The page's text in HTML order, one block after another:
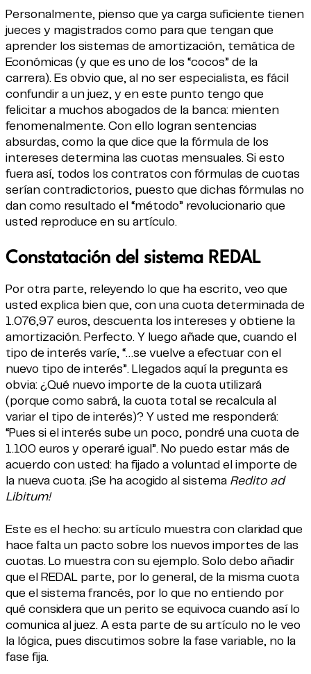
Personalmente, pienso que ya carga suficiente tienen
jueces y magistrados como para que tengan que
aprender los sistemas de amortización, temática de
Económicas (y que es uno de los “cocos” de la
carrera). Es obvio que, al no ser especialista, es fácil
confundir a un juez, y en este punto tengo que
felicitar a muchos abogados de la banca: mienten
fenomenalmente. Con ello logran sentencias
absurdas, como la que dice que la fórmula de los
intereses determina las cuotas mensuales. Si esto
fuera así, todos los contratos con fórmulas de cuotas
serían contradictorios, puesto que dichas fórmulas no
dan como resultado el “método” revolucionario que
usted reproduce en su artículo.
Constatación del sistema REDAL
Por otra parte, releyendo lo que ha escrito, veo que
usted explica bien que, con una cuota determinada de
1.076,97 euros, descuenta los intereses y obtiene la
amortización. Perfecto. Y luego añade que, cuando el
tipo de interés varíe, “…se vuelve a efectuar con el
nuevo tipo de interés”. Llegados aquí la pregunta es
obvia: ¿Qué nuevo importe de la cuota utilizará
(porque como sabrá, la cuota total se recalcula al
variar el tipo de interés)? Y usted me responderá:
“Pues si el interés sube un poco, pondré una cuota de
1.100 euros y operaré igual”. No puedo estar más de
acuerdo con usted: ha fijado a voluntad el importe de
la nueva cuota. ¡Se ha acogido al sistema Redito ad
Libitum!
Este es el hecho: su artículo muestra con claridad que
hace falta un pacto sobre los nuevos importes de las
cuotas. Lo muestra con su ejemplo. Solo debo añadir
que el REDAL parte, por lo general, de la misma cuota
que el sistema francés, por lo que no entiendo por
qué considera que un perito se equivoca cuando así lo
comunica al juez. A esta parte de su artículo no le veo
la lógica, pues discutimos sobre la fase variable, no la
fase fija.